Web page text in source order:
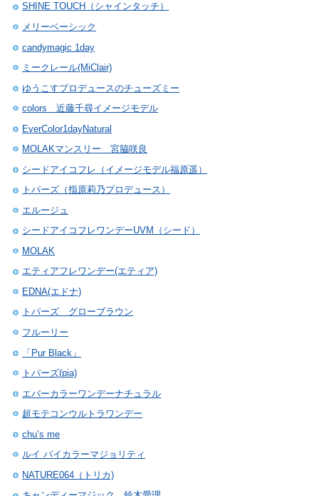
SHINE TOUCH（シャインタッチ）
メリーベーシック
candymagic 1day
ミークレール(MiClair)
ゆうこすプロデュースのチューズミー
colors 近藤千尋イメージモデル
EverColor1dayNatural
MOLAKマンスリー 宮脇咲良
シードアイコフレ（イメージモデル福原遥）
トパーズ（指原莉乃プロデュース）
エルージュ
シードアイコフレワンデーUVM（シード）
MOLAK
エティアフレワンデー(エティア)
EDNA(エドナ)
トパーズ グローブラウン
フルーリー
「Pur Black」
トパーズ(pia)
エバーカラーワンデーナチュラル
超モテコンウルトラワンデー
chu’s me
ルイ バイカラーマジョリティ
NATURE064（トリカ)